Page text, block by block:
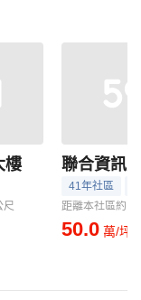
樓
尺
聯合資訊
41年社區
距離本社區約
50.0 萬/坪